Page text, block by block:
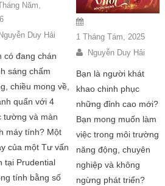
Năm,
Nguyễn Duy Hải
có đang chán
sáng chấm
chiều mong về,
quẩn với 4
tường và màn
máy tính? Một
của một Tư vấn
tại Prudential
tính bằng số
1 Tháng Tám, 2025
Nguyễn Duy Hải
Bạn là người khát
khao chinh phục
những đỉnh cao mới?
Bạn mong muốn làm
việc trong môi trường
năng động, chuyên
nghiệp và không
ngừng phát triển?